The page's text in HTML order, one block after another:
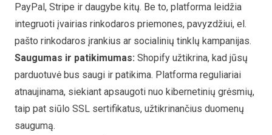
PayPal, Stripe ir daugybe kitų. Be to, platforma leidžia
integruoti įvairias rinkodaros priemones, pavyzdžiui, el.
pašto rinkodaros įrankius ar socialinių tinklų kampanijas.
Saugumas ir patikimumas: Shopify užtikrina, kad jūsų
parduotuvė bus saugi ir patikima. Platforma reguliariai
atnaujinama, siekiant apsaugoti nuo kibernetinių grėsmių,
taip pat siūlo SSL sertifikatus, užtikrinančius duomenų
saugumą.